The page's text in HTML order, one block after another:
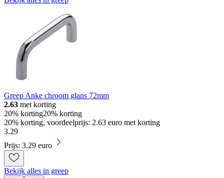
Greep Anke chroom glans 72mm
2.63 met korting
20% korting20% korting
20% korting, voordeelprijs: 2.63 euro met korting
3.29
Prijs: 3.29 euro
Bekijk alles in greep